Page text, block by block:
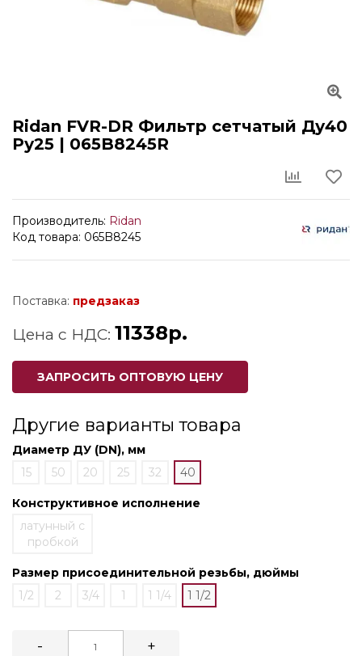
Ridan FVR-DR Фильтр сетчатый Ду40
Ру25 | 065B8245R
Производитель: Ridan
Код товара: 065B8245
Поставка: предзаказ
Цена с НДС: 11338р.
ЗАПРОСИТЬ ОПТОВУЮ ЦЕНУ
Другие варианты товара
Диаметр ДУ (DN), мм
15
50 20 25 32 40
Конструктивное исполнение
латунный с
пробкой
Размер присоединительной резьбы, дюймы
1/2
2 3/4 1 1 1/4 1 1/2
- +